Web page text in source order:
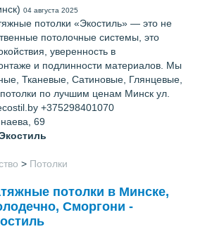
04 августа 2025
потолки «Экостиль» — это не
потолочные системы, это
уверенность в
и подлинности материалов. Мы
Тканевые, Сатиновые, Глянцевые,
по лучшим ценам Минск ул.
+375298401070
69
> Потолки
потолки в Минске,
Сморгони -